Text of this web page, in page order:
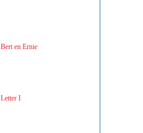
Bert en Ernie
Letter I